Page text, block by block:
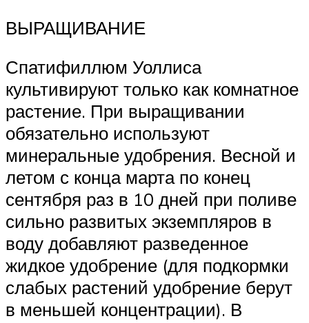
ВЫРАЩИВАНИЕ
Спатифиллюм Уоллиса
культивируют только как комнатное
растение. При выращи­вании
обязательно используют
минеральные удобрения. Весной и
летом с конца марта по ко­нец
сентября раз в 10 дней при поливе
сильно развитых экземпляров в
воду добавляют разве­денное
жидкое удобрение (для подкормки
сла­бых растений удобрение берут
в меньшей кон­центрации). В